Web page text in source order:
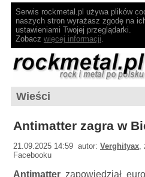
Serwis rockmetal.pl używa plików
naszych stron wyrażasz zgodę na
ustawieniami Twojej przeglądarki.
Zobacz więcej informacji.
Wieści
Antimatter zagra w
21.09.2025 14:59 autor:Verghityax,
Facebooku
Antimatter zapowiedział